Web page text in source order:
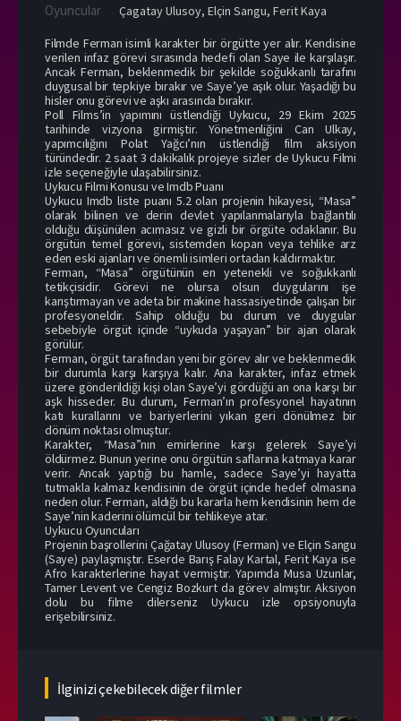
Oyuncular Çagatay Ulusoy, Elçin Sangu, Ferit Kaya
Filmde Ferman isimli karakter bir örgütte yer alır. Kendisine
verilen infaz görevi sırasında hedefi olan Saye ile karşılaşır.
Ancak Ferman, beklenmedik bir şekilde soğukkanlı tarafını
duygusal bir tepkiye bırakır ve Saye’ye aşık olur. Yaşadığı bu
hisler onu görevi ve aşkı arasında bırakır.
Poll Films’in yapımını üstlendiği Uykucu, 29 Ekim 2025
tarihinde vizyona girmiştir. Yönetmenliğini Can Ulkay,
yapımcılığını Polat Yağcı’nın üstlendiği film aksiyon
türündedir. 2 saat 3 dakikalık projeye sizler de Uykucu Filmi
izle seçeneğiyle ulaşabilirsiniz.
Uykucu Filmi Konusu ve Imdb Puanı
Uykucu Imdb liste puanı 5.2 olan projenin hikayesi, “Masa”
olarak bilinen ve derin devlet yapılanmalarıyla bağlantılı
olduğu düşünülen acımasız ve gizli bir örgüte odaklanır. Bu
örgütün temel görevi, sistemden kopan veya tehlike arz
eden eski ajanları ve önemli isimleri ortadan kaldırmaktır.
Ferman, “Masa” örgütünün en yetenekli ve soğukkanlı
tetikçisidir. Görevi ne olursa olsun duygularını işe
karıştırmayan ve adeta bir makine hassasiyetinde çalışan bir
profesyoneldir. Sahip olduğu bu durum ve duygular
sebebiyle örgüt içinde “uykuda yaşayan” bir ajan olarak
görülür.
Ferman, örgüt tarafından yeni bir görev alır ve beklenmedik
bir durumla karşı karşıya kalır. Ana karakter, infaz etmek
üzere gönderildiği kişi olan Saye’yi gördüğü an ona karşı bir
aşk hisseder. Bu durum, Ferman’ın profesyonel hayatının
katı kurallarını ve bariyerlerini yıkan geri dönülmez bir
dönüm noktası olmuştur.
Karakter, “Masa”nın emirlerine karşı gelerek Saye’yi
öldürmez. Bunun yerine onu örgütün saflarına katmaya karar
verir. Ancak yaptığı bu hamle, sadece Saye’yi hayatta
tutmakla kalmaz kendisinin de örgüt içinde hedef olmasına
neden olur. Ferman, aldığı bu kararla hem kendisinin hem de
Saye’nin kaderini ölümcül bir tehlikeye atar.
Uykucu Oyuncuları
Projenin başrollerini Çağatay Ulusoy (Ferman) ve Elçin Sangu
(Saye) paylaşmıştır. Eserde Barış Falay Kartal, Ferit Kaya ise
Afro karakterlerine hayat vermiştir. Yapımda Musa Uzunlar,
Tamer Levent ve Cengiz Bozkurt da görev almıştır. Aksiyon
dolu bu filme dilerseniz Uykucu izle opsiyonuyla
erişebilirsiniz.
İlginizi çekebilecek diğer filmler